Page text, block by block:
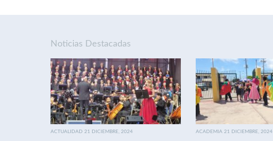
Noticias Destacadas
ACTUALIDAD 21 DICIEMBRE, 2024 ACADEMIA 21 DICIEMBRE, 2024